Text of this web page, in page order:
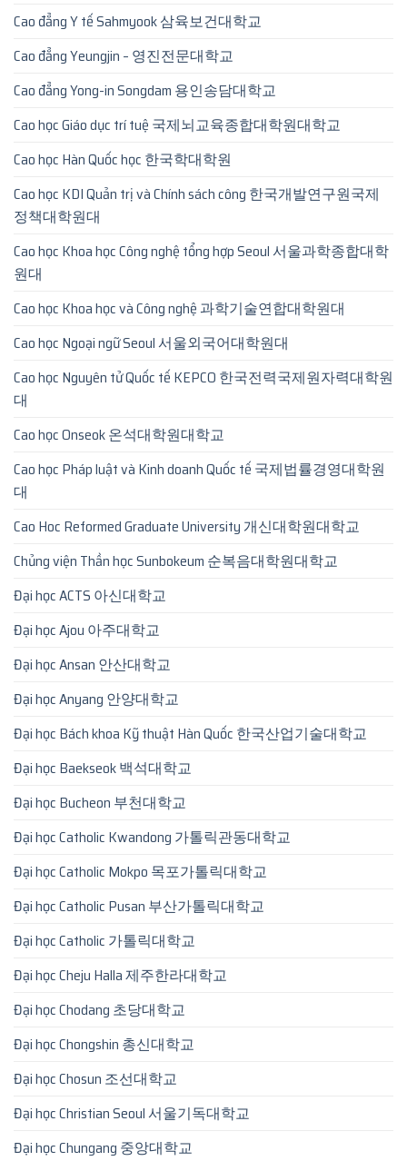
Cao đẳng Y tế Sahmyook 삼육보건대학교
Cao đẳng Yeungjin – 영진전문대학교
Cao đẳng Yong-in Songdam 용인송담대학교
Cao học Giáo dục trí tuệ 국제뇌교육종합대학원대학교
Cao học Hàn Quốc học 한국학대학원
Cao học KDI Quản trị và Chính sách công 한국개발연구원국제
정책대학원대
Cao học Khoa học Công nghệ tổng hợp Seoul 서울과학종합대학
원대
Cao học Khoa học và Công nghệ 과학기술연합대학원대
Cao học Ngoại ngữ Seoul 서울외국어대학원대
Cao học Nguyên tử Quốc tế KEPCO 한국전력국제원자력대학원
대
Cao học Onseok 온석대학원대학교
Cao học Pháp luật và Kinh doanh Quốc tế 국제법률경영대학원
대
Cao Hoc Reformed Graduate University 개신대학원대학교
Chủng viện Thần học Sunbokeum 순복음대학원대학교
Đại học ACTS 아신대학교
Đại học Ajou 아주대학교
Đại học Ansan 안산대학교
Đại học Anyang 안양대학교
Đại học Bách khoa Kỹ thuật Hàn Quốc 한국산업기술대학교
Đại học Baekseok 백석대학교
Đại học Bucheon 부천대학교
Đại học Catholic Kwandong 가톨릭관동대학교
Đại học Catholic Mokpo 목포가톨릭대학교
Đại học Catholic Pusan 부산가톨릭대학교
Đại học Catholic 가톨릭대학교
Đại học Cheju Halla 제주한라대학교
Đại học Chodang 초당대학교
Đại học Chongshin 총신대학교
Đại học Chosun 조선대학교
Đại học Christian Seoul 서울기독대학교
Đại học Chungang 중앙대학교